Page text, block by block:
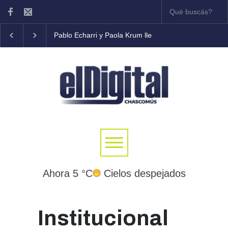
Pablo Echarri y Paola Krum llegan al Teatro Municipal
Ahora 5 °C Cielos despejados
Institucional